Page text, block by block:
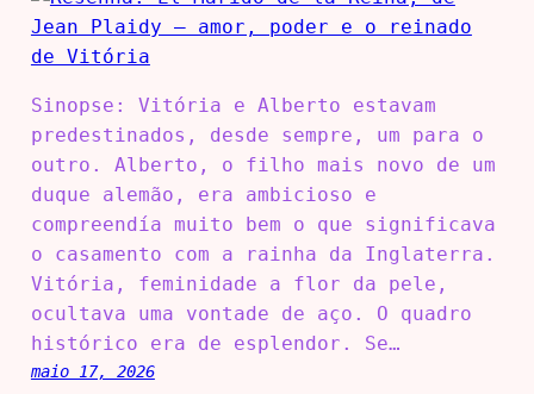
Sinopse: Vitória e Alberto estavam
predestinados, desde sempre, um para o
outro. Alberto, o filho mais novo de um
duque alemão, era ambicioso e
compreendía muito bem o que significava
o casamento com a rainha da Inglaterra.
Vitória, feminidade a flor da pele,
ocultava uma vontade de aço. O quadro
histórico era de esplendor. Se…
maio 17, 2026